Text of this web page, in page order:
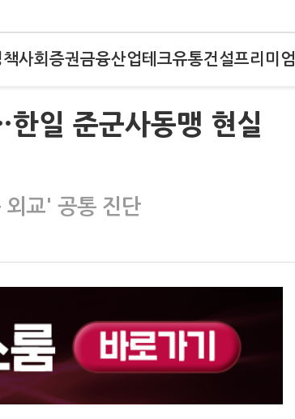
책사회 증권금융산업테크유통건설프리미엄
일 준군사동맹 현실
교' 공통 진단